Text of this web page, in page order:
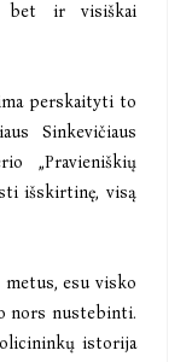
bet ir visiškai
perskaityti to
Sinkevičiaus
„Pravieniškių
išskirtinę, visą
metus, esu visko
nors nustebinti.
istorija